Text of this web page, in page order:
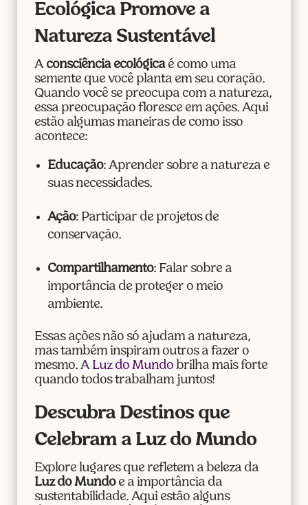
Ecológica Promove a
Natureza Sustentável
A consciência ecológicaé como uma
semente que você planta em seu coração.
Quando você se preocupa com a natureza,
essa preocupação floresce em ações. Aqui
estão algumas maneiras de como isso
acontece:
Educação: Aprender sobre a natureza e
suas necessidades.
Ação: Participar de projetos de
conservação.
Compartilhamento: Falar sobre a
importância de proteger o meio
ambiente.
Essas ações não só ajudam a natureza,
mas também inspiram outros a fazer o
mesmo. A Luz do Mundobrilha mais forte
quando todos trabalham juntos!
Descubra Destinos que
Celebram a Luz do Mundo
Explore lugares que refletem a beleza da
Luz do Mundoe a importância da
sustentabilidade. Aqui estão alguns